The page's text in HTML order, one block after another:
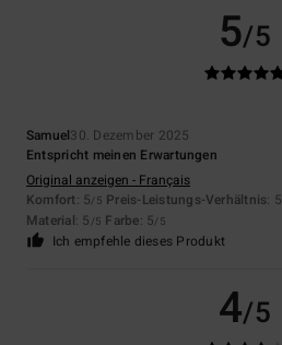
5/5
Samuel30. Dezember 2025
Entspricht meinen Erwartungen
Original anzeigen - Français
Komfort: 5/5 Preis-Leistungs-Verhältnis: 5
Material: 5 /5 Farbe: 5/5
Ich empfehle dieses Produkt
4/5